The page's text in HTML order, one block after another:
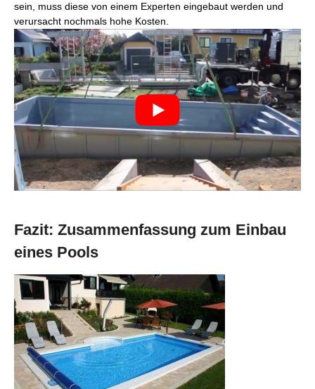
sein, muss diese von einem Experten eingebaut werden und
verursacht nochmals hohe Kosten.
Fazit: Zusammenfassung zum Einbau
eines Pools